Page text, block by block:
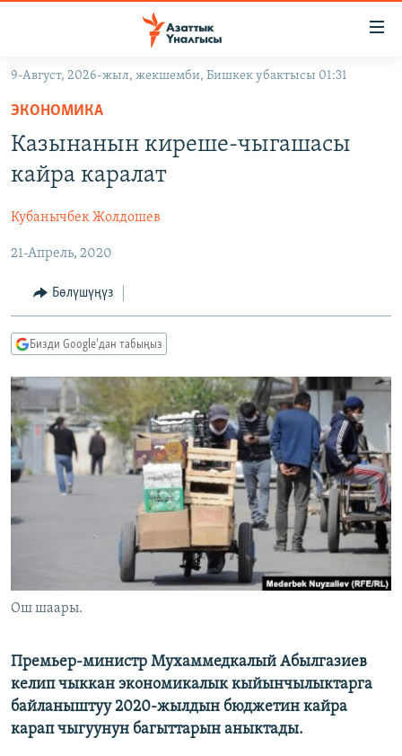
Навигацияга
өтүңүз
Издөөгө
салыңыз
ЭКОНОМИКА
МАДАНИЯТ
БОРБОР АЗИЯ
УКРАИНА
АТАЙЫН ИЛИКТӨӨ
ТВ ПРОГРАММАЛАР
БҮГҮН АЗАТТЫКТА
БИЗ ЖАНА ДҮЙНӨ
ДАНИСТЕ
ЭЖЕ-СИҢДИЛЕР
АЗАТТЫК+
ЫҢГАЙСЫЗ СУРООЛОР
ПОДКАСТ
ӨЗГӨЧӨ ПИКИР
ОНЛАЙН ШЕРИНЕ
ЭЕ/АРнун бардык сайттары
9-Август, 2026-жыл, жекшемби, Бишкек убактысы 01:31
ЭКОНОМИКА
Казынанын киреше-чыгашасы
кайра каралат
Кубанычбек Жолдошев
21-Апрель, 2020
Бөлүшүңүз
Бизди Google'дан табыңыз
Ош шаары.
Премьер-министр Мухаммедкалый Абылгазиев
келип чыккан экономикалык кыйынчылыктарга
байланыштуу 2020-жылдын бюджетин кайра
карап чыгуунун багыттарын аныктады.